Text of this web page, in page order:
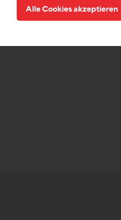
Alle Cookies akzeptieren